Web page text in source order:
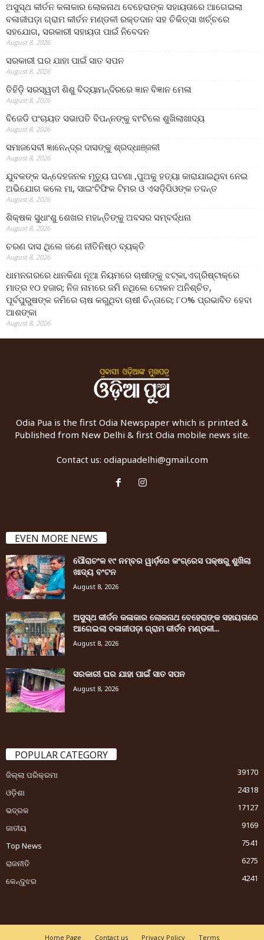
ଅସୁସ୍ଥ କୀର୍ତନ କଳାକାର ଲୋକନାଥ ବେହେରାଙ୍କ ସହାୟତାରେ ଆଗେଇଲା
ବଳାଜୀପଡ଼ା ଗ୍ରାମ କୀର୍ତନ ମଣ୍ଡଳୀ ରକ୍ତଦାନ ସହ ଚିକିତ୍ସା ଖର୍ଚ୍ଚରେ
ସହଯୋଗ, ସରକାରୀ ସହାୟତା ପାଇଁ ନିବେଦନ
August 8, 2026
ସରକାରୀ ଘର ଯାହା ପାଇଁ ସାତ ସପନ
August 8, 2026
ତିହିଡି଼ ସରସ୍ୱତୀ ଶିଶୁ ବିଦ୍ୟାମନ୍ଦିରରେ ଜ୍ଞାନ ବିଜ୍ଞାନ ମେଳା
August 8, 2026
ବିଜେଡି ପଂଚାୟତ ସଭାପତି ବିପନ୍ନଙ୍କୁ ବାଂଟିଲେ ଶୁଖିଲାଖାଦ୍ୟ
August 8, 2026
ସମାଜସେବୀ ଜ୍ଞାନେନ୍ଦ୍ର ଦାସଙ୍କୁ ଶ୍ରଦ୍ଧାଞ୍ଜଳୀ
August 8, 2026
ଯୁବକଙ୍କ ସନ୍ଦେହଜନକ ମୃତ୍ୟୁ ଘଟଣା ,ପୁଅକୁ ହତ୍ୟା କାରାଯାଇଥିବା ନେଇ
ଅଭିଯୋଗ କଲେ ମା, ସାଇଂଟିଫିକ ଟିମର ଓ ଏସଡ଼ିପିଓଙ୍କ ତଦନ୍ତ
August 8, 2026
ଶିକ୍ଷକ ସୁଧାଂଶୁ ଶେଖର ମହାନ୍ତିଙ୍କୁ ଅବସର ସମ୍ବର୍ଦ୍ଧନା
August 8, 2026
ଚରଣ ଦାସ ଥିଲେ ଜଣେ ନୀତିନିଷ୍ଠ ବ୍ୟକ୍ତି
August 8, 2026
ଧାମନଗରରେ ଧାନକିଣା ନୂଆ ନିୟମରେ ଚାଷୀଙ୍କୁ ଝଟ୍‌କା,ଏଗ୍ରିଷ୍ଟାକ୍‌ରେ
ମାତ୍ର ୧୦ ହଜାର; ନିଜ ନାମରେ ଜମି ନଥିଲେ ଟୋକନ ଅନିଶ୍ଚିତ,
ପୂର୍ବପୁରୁଷଙ୍କ ଜମିରେ ଚାଷ କରୁଥିବା ଚାଷୀ ଚିନ୍ତାରେ; ୮୦% ପ୍ରଭାବିତ ହେବା
ଆଶଙ୍କା
August 8, 2026
Odia Pua is the first Odia Newspaper which is printed &
Published from New Delhi & first Odia mobile news site.
Contact us: odiapuadelhi@gmail.com
EVEN MORE NEWS
ପୌରାଚଂଳ ୧୯ ନମ୍ବର ୱାର୍ଡ଼ରେ କଂଗ୍ରେସ ପକ୍ଷରୁ ଶୁଖିଲା
ଖାଦ୍ୟ ବଂଟନ
August 8, 2026
ଅସୁସ୍ଥ କୀର୍ତନ କଳାକାର ଲୋକନାଥ ବେହେରାଙ୍କ ସହାୟତାରେ
ଆଗେଇଲା ବଳାଜୀପଡ଼ା ଗ୍ରାମ କୀର୍ତନ ମଣ୍ଡଳୀ...
August 8, 2026
ସରକାରୀ ଘର ଯାହା ପାଇଁ ସାତ ସପନ
August 8, 2026
POPULAR CATEGORY
ଜିଲ୍ଲା ପରିକ୍ରମା
39170
ଓଡ଼ିଶା
24318
ଭଦ୍ରକ
17127
ଜାତୀୟ
9169
Top News
7541
ରାଜନୀତି
6275
କେନ୍ଦୁଝର
4241
Home Page Contact us Privacy Policy Terms